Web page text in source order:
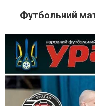
Футбольний